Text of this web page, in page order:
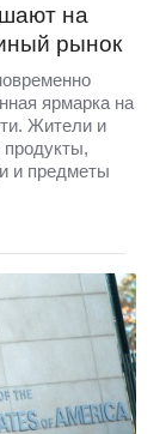
на
рынок
ярмарка на
Жители и
продукты,
и предметы